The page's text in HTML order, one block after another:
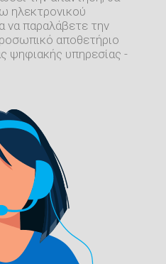
ηλεκτρονικού
να παραλάβετε την
αποθετήριο
ψηφιακής υπηρεσίας -